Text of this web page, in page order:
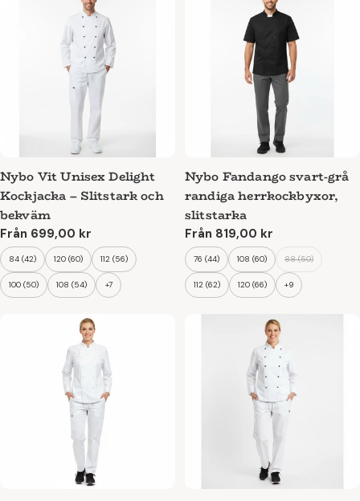
arbetsdag i köket.
Nybo Vit Unisex Delight
Kockjacka – Slitstark och
bekväm
Ordinarie
pris
Från 699,00 kr
84 (42) 120 (60) 112 (56)
100 (50) 108 (54) +7
Nybo Fandango svart-grå
randiga herrkockbyxor,
slitstarka
Ordinarie
pris
Från 819,00 kr
76 (44) 108 (60) 88 (50)
112 (62) 120 (66) +9